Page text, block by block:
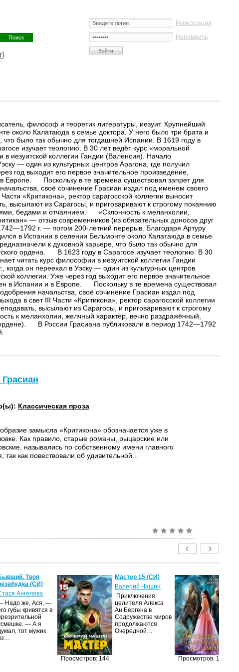
Регистрация
Напомнить
философ и теоретик литературы, иезуит. Крупнейший
около Калатаюда в семье доктора. У него было три брата и
было так обычно для тогдашней Испании. В 1619 году в
изучает теологию. В 30 лет ведёт курс «моральной
в иезуитской коллегии Гандии (Валенсия). Начало
— один из культурных центров Арагона, где получил
год выходит его первое значительное произведение,
Европе. Поскольку в те времена существовал запрет для
своё сочинение Грасиан издал под именем своего
«Критикона», ректор сарагосской коллегии выносит
высылают из Сарагосы, и приговаривают к строгому покаянию
бедами и отчаянием. «Склонность к меланхолии,
— отзыв современников (из обязательных доносов друг
г. — потом 200-летний перерыв. Благодаря Артуру
в Испании в селении Бельмонте около Калатаюда в семье
к духовной карьере, что было так обычно для
ордена. В 1623 году в Сарагосе изучает теологию. В 30
читать курс философии в иезуитской коллегии Гандии
он переехал в Уэску — один из культурных центров
коллегии. Уже через год выходит его первое значительное
в Испании и в Европе. Поскольку в те времена существовал
начальства, своё сочинение Грасиан издал под
в свет III Части «Критикона», ректор сарагосской коллегии
высылают из Сарагосы, и приговаривают к строгому
к меланхолии, желчный характер, вечно раздражённый,
ордене). В России Грасиана публиковали в период 1742—1792
Классическая проза
замысла «Критикона» обозначается уже в
Как правило, старые романы, рыцарские или
назывались по собственному имени главного
так как повествовали об удивительной...
Твоя
(СИ)
Ангелова
Надо же, Ася, —
губы кривятся в
— А я
тот мужик
Просмотров: 144
Мастер 15 (СИ)
Валерий Чащин
Приключения
целителя Алекса
Ан Бергена в
Содружестве миров
продолжаются.
Очередной…
Просмотров: 127